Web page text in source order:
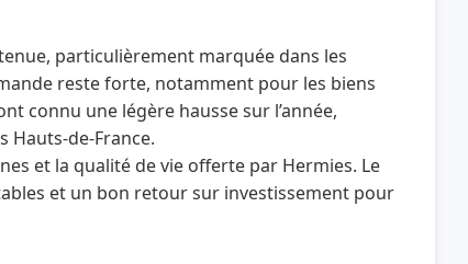
particulièrement marquée dans les
reste forte, notamment pour les biens
connu une légère hausse sur l’année,
Hauts-de-France.
et la qualité de vie offerte par Hermies. Le
et un bon retour sur investissement pour